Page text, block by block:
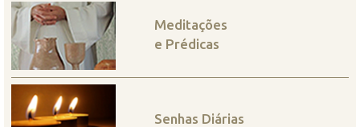
Meditações
e Prédicas
Senhas Diárias